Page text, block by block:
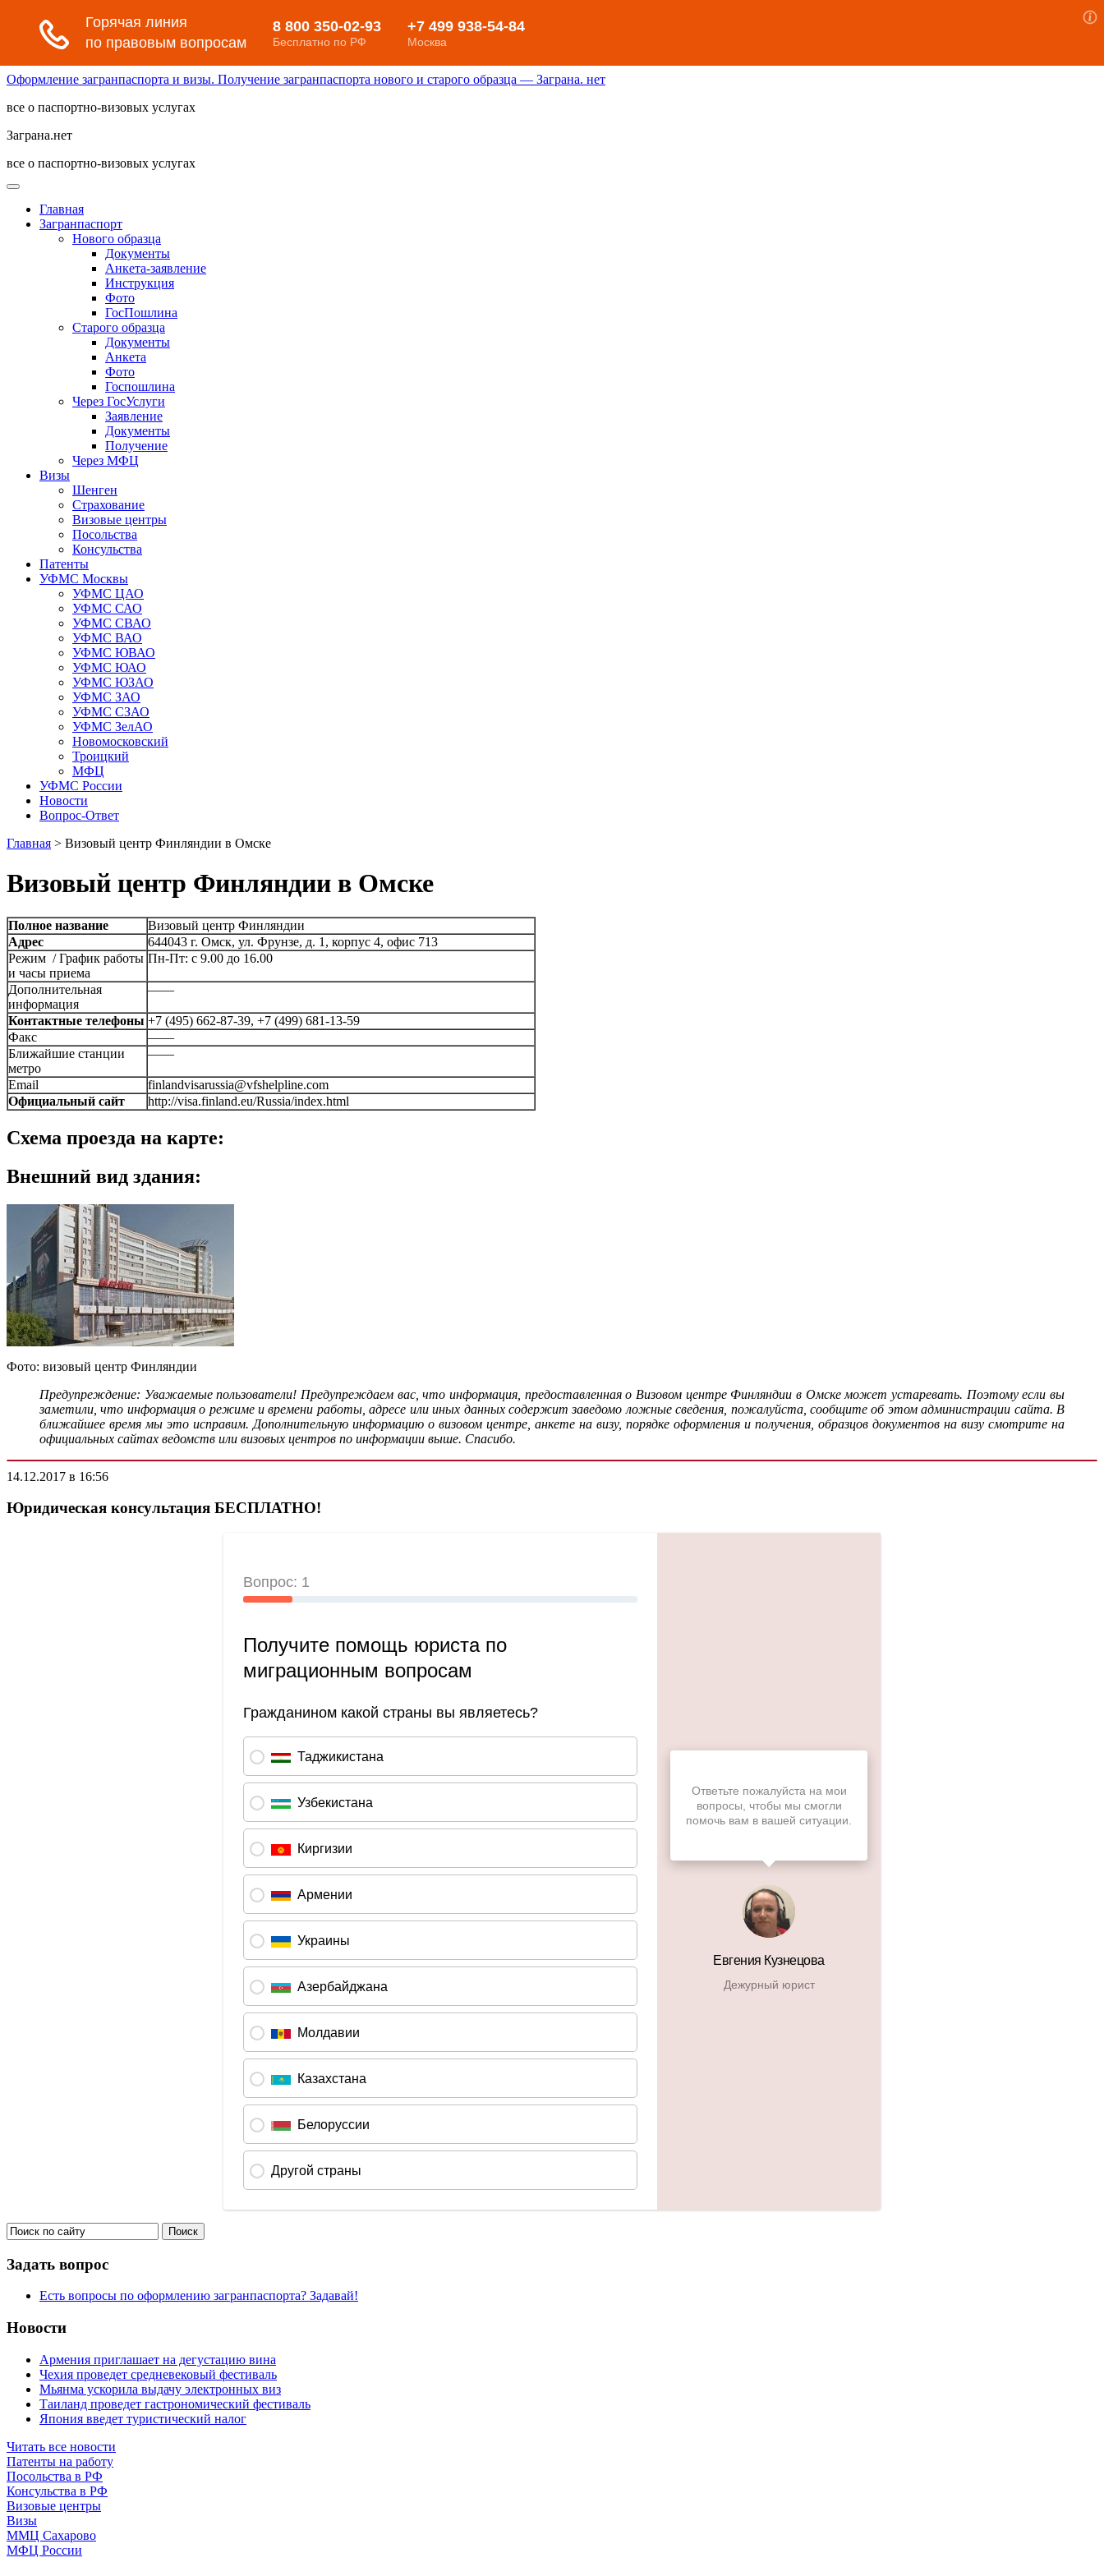
Оформление загранпаспорта и визы. Получение загранпаспорта нового и старого образца — Заграна. нет
все о паспортно-визовых услугах
Заграна.нет
все о паспортно-визовых услугах
Главная
Загранпаспорт
Нового образца
Документы
Анкета-заявление
Инструкция
Фото
ГосПошлина
Старого образца
Документы
Анкета
Фото
Госпошлина
Через ГосУслуги
Заявление
Документы
Получение
Через МФЦ
Визы
Шенген
Страхование
Визовые центры
Посольства
Консульства
Патенты
УФМС Москвы
УФМС ЦАО
УФМС САО
УФМС СВАО
УФМС ВАО
УФМС ЮВАО
УФМС ЮАО
УФМС ЮЗАО
УФМС ЗАО
УФМС СЗАО
УФМС ЗелАО
Новомосковский
Троицкий
МФЦ
УФМС России
Новости
Вопрос-Ответ
Главная > Визовый центр Финляндии в Омске
Визовый центр Финляндии в Омске
Полное название
Визовый центр Финляндии
Адрес
644043 г. Омск, ул. Фрунзе, д. 1, корпус 4, офис 713
Режим / График работы
и часы приема
Пн-Пт: с 9.00 до 16.00
Дополнительная
информация
——
Контактные телефоны +7 (495) 662-87-39, +7 (499) 681-13-59
Факс
——
Ближайшие станции
метро
——
Email
finlandvisarussia@vfshelpline.com
Официальный сайт
http://visa.finland.eu/Russia/index.html
Схема проезда на карте:
Внешний вид здания:
Фото: визовый центр Финляндии
Предупреждение: Уважаемые пользователи! Предупреждаем вас, что информация, предоставленная о Визовом центре Финляндии в Омске может устаревать. Поэтому если вы
заметили, что информация о режиме и времени работы, адресе или иных данных содержит заведомо ложные сведения, пожалуйста, сообщите об этом администрации сайта. В
ближайшее время мы это исправим. Дополнительную информацию о визовом центре, анкете на визу, порядке оформления и получения, образцов документов на визу смотрите на
официальных сайтах ведомств или визовых центров по информации выше. Спасибо.
14.12.2017 в 16:56
Юридическая консультация БЕСПЛАТНО!
Задать вопрос
Есть вопросы по оформлению загранпаспорта? Задавай!
Новости
Армения приглашает на дегустацию вина
Чехия проведет средневековый фестиваль
Мьянма ускорила выдачу электронных виз
Таиланд проведет гастрономический фестиваль
Япония введет туристический налог
Читать все новости
Патенты на работу
Посольства в РФ
Консульства в РФ
Визовые центры
Визы
ММЦ Сахарово
МФЦ России